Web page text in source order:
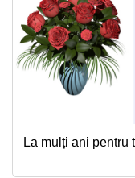
Felicitari muzicale
Felicitari muzicale
Felicitari animate
La mulți ani pentru